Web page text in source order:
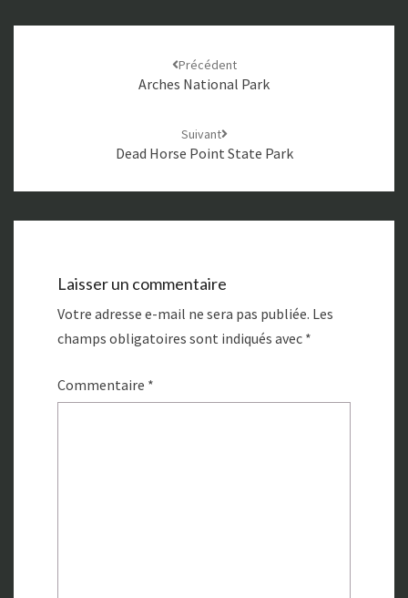
Précédent
Arches National Park
Suivant
Dead Horse Point State Park
Laisser un commentaire
Votre adresse e-mail ne sera pas publiée. Les
champs obligatoires sont indiqués avec *
Commentaire *